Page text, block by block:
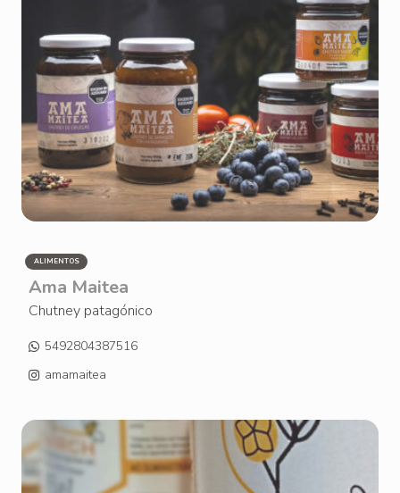
ALIMENTOS
Ama Maitea
Chutney patagónico
5492804387516
amamaitea